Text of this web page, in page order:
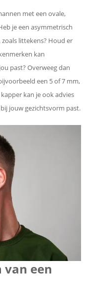
met een ovale,
je een asymmetrisch
littekens? Houd er
kan
past? Overweeg dan
een 5 of 7 mm,
kan je ook advies
jouw gezichtsvorm past.
een